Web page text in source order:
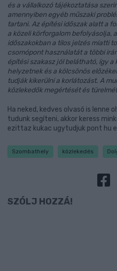
és a vállalkozó tájékoztatása
amennyiben egyéb műszaki
tartani. Az építési időszak alatt a
a közeli körforgalom befolyásolja,
időszakokban a tilos jelzés miatti
csomópont használatát a többi
építési szakasz jól belátható, így a
helyzetnek és a kölcsönös
tudják kikerülni a korlátozást. A
közlekedők megértését és
Ha neked, kedves olvasó is lenne
tudunk segíteni, akkor keress
ezittaz kukac ugytudjuk pont hu
Szombathely közlekedés
SZÓLJ HOZZÁ!